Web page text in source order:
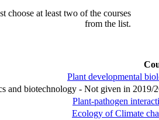
choose at least two of the courses
from the list.
Plant developmental
and biotechnology - Not given in 2019/
Plant-pathogen
Ecology of Climate